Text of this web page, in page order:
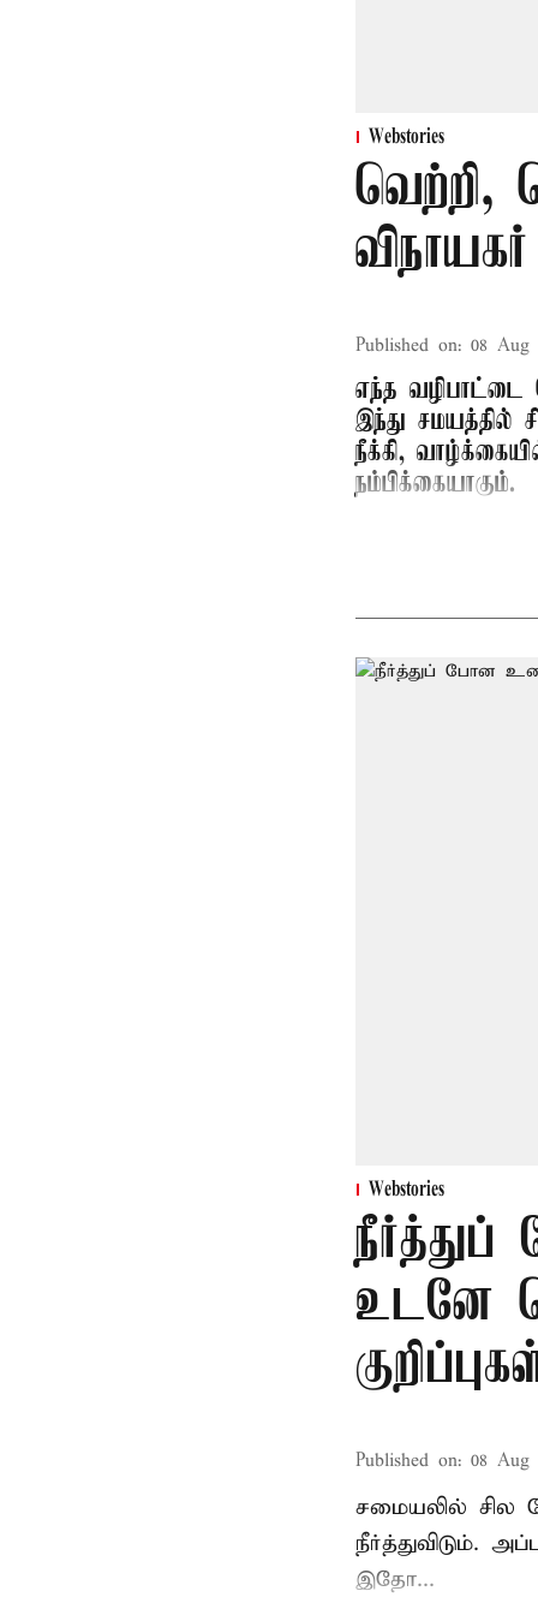
Webstories
வெற்றி,
Published on: 08 Aug
எந்த வழிபாட்டை
இந்து சமயத்தில்
நீக்கி,
நம்பிக்கையாகும்.
Webstories
உடனே
Published on: 08 Aug
சமையலில் சில
நீர்த்துவிடும்.
இதோ...